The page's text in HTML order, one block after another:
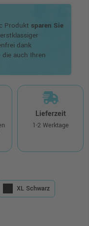
Produkt sparen Sie
dank
auch Ihren
Lieferzeit
1-2 Werktage
XL Schwarz